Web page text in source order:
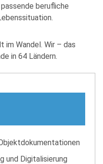
berufliche
im Wandel. Wir – das
in 64 Ländern.
und Digitalisierung